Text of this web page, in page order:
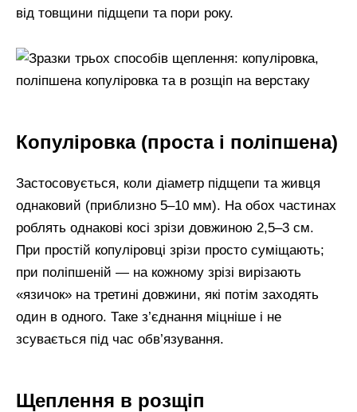
від товщини підщепи та пори року.
Копуліровка (проста і поліпшена)
Застосовується, коли діаметр підщепи та живця
однаковий (приблизно 5–10 мм). На обох частинах
роблять однакові косі зрізи довжиною 2,5–3 см.
При простій копуліровці зрізи просто суміщають;
при поліпшеній — на кожному зрізі вирізають
«язичок» на третині довжини, які потім заходять
один в одного. Таке з’єднання міцніше і не
зсувається під час обв’язування.
Щеплення в розщіп